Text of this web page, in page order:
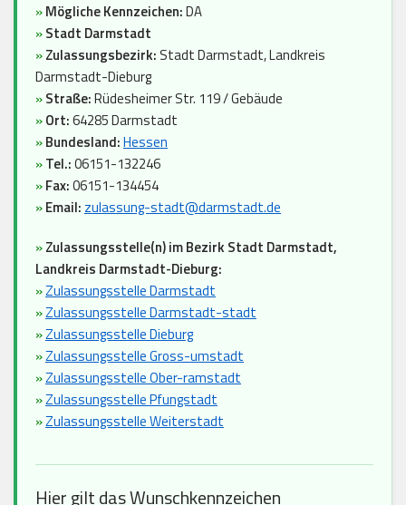
»Mögliche Kennzeichen:DA
»Stadt Darmstadt
»Zulassungsbezirk: Stadt Darmstadt, Landkreis
Darmstadt-Dieburg
»Straße:Rüdesheimer Str. 119 / Gebäude
»Ort:64285 Darmstadt
»Bundesland:Hessen
»Tel.:06151-132246
»Fax:06151-134454
»Email: zulassung-stadt@darmstadt.de
»Zulassungsstelle(n) im Bezirk Stadt Darmstadt,
Landkreis Darmstadt-Dieburg:
»Zulassungsstelle Darmstadt
»Zulassungsstelle Darmstadt-stadt
»Zulassungsstelle Dieburg
»Zulassungsstelle Gross-umstadt
»Zulassungsstelle Ober-ramstadt
»Zulassungsstelle Pfungstadt
»Zulassungsstelle Weiterstadt
Hier gilt das Wunschkennzeichen